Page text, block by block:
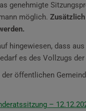
genehmigte
möglich.
hingewiesen, dass
es des Vollzugs
öffentlichen
–